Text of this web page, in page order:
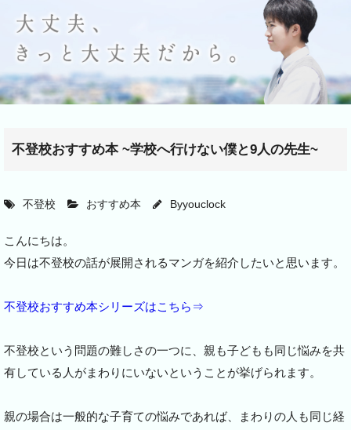
不登校おすすめ本 ~学校へ行けない僕と9人の先生~
Byyouclock
おすすめ本
不登校
こんにちは。
今日は不登校の話が展開されるマンガを紹介したいと思います。
不登校おすすめ本シリーズはこちら⇒
不登校という問題の難しさの一つに、親も子どもも同じ悩みを共
有している人がまわりにいないということが挙げられます。
親の場合は一般的な子育ての悩みであれば、まわりの人も同じ経